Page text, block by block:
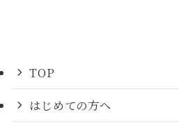
TOP
はじめての方へ